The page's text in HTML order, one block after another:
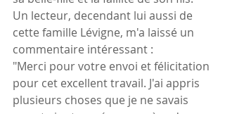
Un lecteur, decendant lui aussi de
cette famille Lévigne, m'a laissé un
commentaire intéressant :
"Merci pour votre envoi et félicitation
pour cet excellent travail. J'ai appris
plusieurs choses que je ne savais